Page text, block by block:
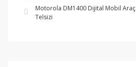
Motorola DM1400 Dijital Mobil Araç
Telsizi